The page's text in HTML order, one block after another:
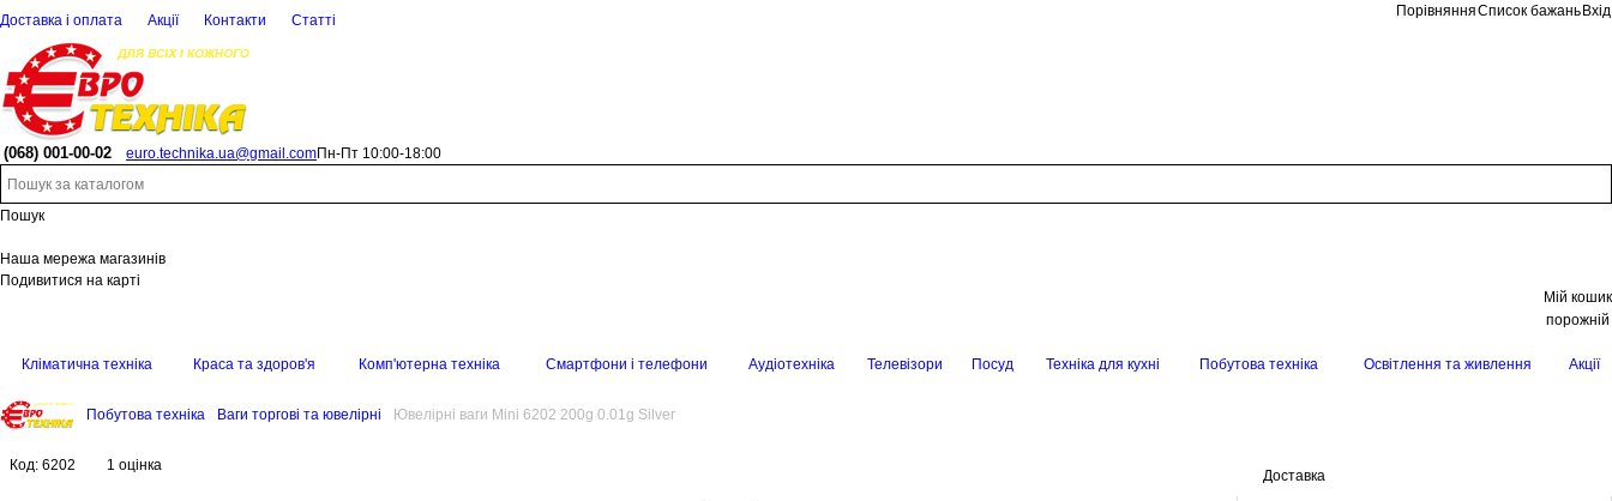
Доставка і оплата Акції Контакти Статті
ПорівнянняСписок бажань Вхід
(068) 001-00-02 euro.technika.ua@gmail.comПн-Пт 10:00-18:00
Пошук
Наша мережа магазинів
Подивитися на карті
Мій кошик
порожній
Кліматична техніка Краса та здоров'я Комп'ютерна техніка Смартфони і телефони Аудіотехніка Телевізори Посуд Техніка для кухні Побутова техніка Освітлення та живлення Акції
Побутова техніка Ваги торгові та ювелірні Ювелірні ваги Mini 6202 200g 0.01g Silver
Доставка
Код: 6202 1 оцінка